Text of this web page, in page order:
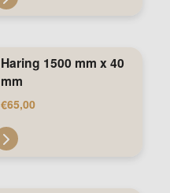
Haring 1500 mm x 40
mm
€65,00